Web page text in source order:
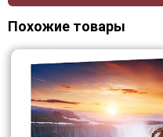
Похожие товары